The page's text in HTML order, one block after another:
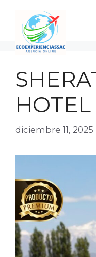
contenido
diciembre 11, 2025